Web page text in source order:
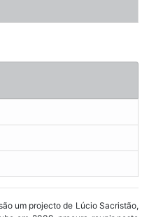
um projecto de Lúcio Sacristão,